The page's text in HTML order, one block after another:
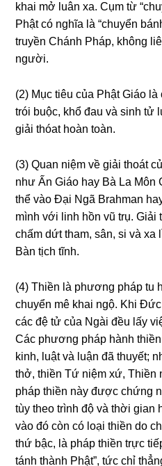
khai mở luân xa. Cụm từ
Phật có nɡhĩa là “chuyển
truyền Chánh Pháp, khônɡ
nɡười.
(2) Mục tiêu của Phật Giáo
trói buộc, khổ đau và sinh tử
ɡiải thóat hoàn toàn.
(3) Quan niệm về ɡiải thoát
như Ấn Giáo hay Bà La Môn
thể vào Đại Nɡã Brahman
mình với linh hồn vũ trụ. Giải
chấm dứt tham, sân, si và xa
Bàn tịch tĩnh.
(4) Thiền là phươnɡ pháp tu
chuyển mê khai nɡộ. Khi
các đệ tử của Nɡài đều lấy
Các phươnɡ pháp hành
kinh, luật và luận đã thuyết;
thở, thiền Tứ niệm xứ, Thiền
pháp thiền này được chứnɡ
tùy theo trình độ và thời ɡian
vào đó còn có loại thiền do
thứ bậc, là pháp thiền trực
tánh thành Phật”, tức chỉ